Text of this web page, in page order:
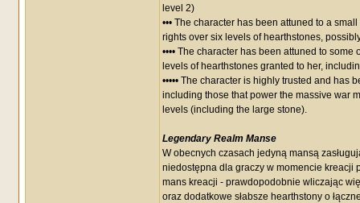
level 2)
••• The character has been attuned to a
rights over six levels of hearthstones,
•••• The character has been attuned to
levels of hearthstones granted to her,
••••• The character is highly trusted and
including those that power the massive war
levels (including the large stone).
Legendary Realm Manse
W obecnych czasach jedyną mansą
niedostępna dla graczy w momencie kreacji
mans kreacji - prawdopodobnie wliczając
oraz dodatkowe słabsze hearthstony o